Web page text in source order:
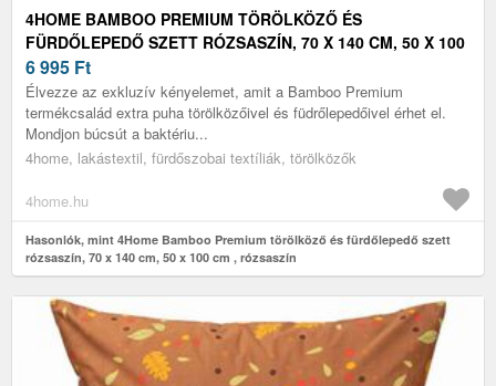
4HOME BAMBOO PREMIUM TÖRÖLKÖZŐ ÉS
FÜRDŐLEPEDŐ SZETT RÓZSASZÍN, 70 X 140 CM, 50 X 100
CM , RÓZSASZÍN
6 995 Ft
Élvezze az exkluzív kényelemet, amit a Bamboo Premium
termékcsalád extra puha törölközőivel és füdrőlepedőivel érhet el.
Mondjon búcsút a baktériu...
4home, lakástextil, fürdőszobai textíliák, törölközők
4home.hu
Hasonlók, mint 4Home Bamboo Premium törölköző és fürdőlepedő szett
rózsaszín, 70 x 140 cm, 50 x 100 cm , rózsaszín